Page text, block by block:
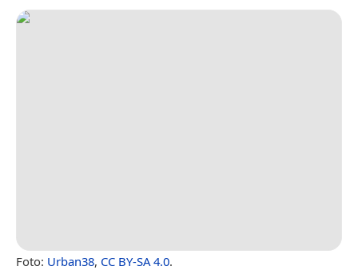
Foto: Urban38, CC BY-SA 4.0.